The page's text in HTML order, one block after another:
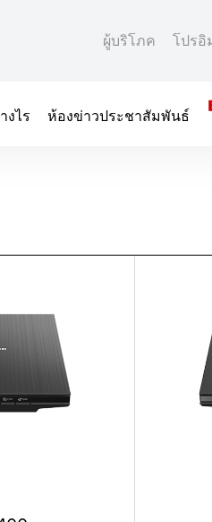
ผู้บริโภค โปรอิ
งไร
ห้องข่าวประชาสัมพันธ์